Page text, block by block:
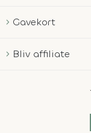
Gavekort
Bliv affiliate